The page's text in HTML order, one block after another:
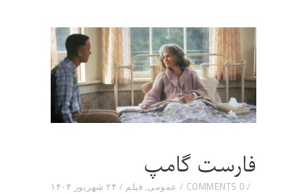
فارست گامپ
۲۴ شهریور ۱۴۰۴ عمومی, فیلم 0 COMMENTS